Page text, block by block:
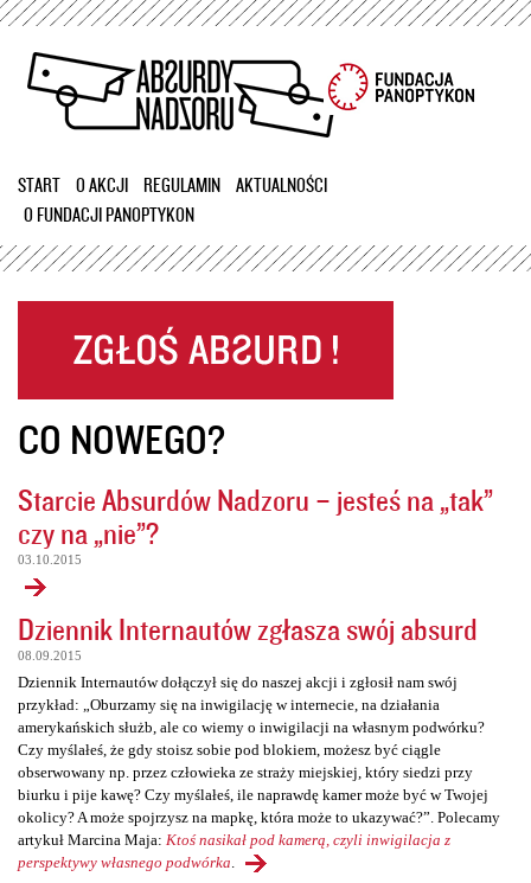
Przejdź
treści
START O AKCJI REGULAMIN
AKTUALNOŚCI
O FUNDACJI PANOPTYKON
CO NOWEGO?
Starcie Absurdów Nadzoru – jesteś na „tak”
czy na „nie”?
03.10.2015
Dziennik Internautów zgłasza swój absurd
08.09.2015
Dziennik Internautów dołączył się do naszej akcji i zgłosił nam swój
przykład: „Oburzamy się na inwigilację w internecie, na działania
amerykańskich służb, ale co wiemy o inwigilacji na własnym podwórku?
Czy myślałeś, że gdy stoisz sobie pod blokiem, możesz być ciągle
obserwowany np. przez człowieka ze straży miejskiej, który siedzi przy
biurku i pije kawę? Czy myślałeś, ile naprawdę kamer może być w Twojej
okolicy? A może spojrzysz na mapkę, która może to ukazywać?”. Polecamy
artykuł Marcina Maja: Ktoś nasikał pod kamerą, czyli inwigilacja z
perspektywy własnego podwórka